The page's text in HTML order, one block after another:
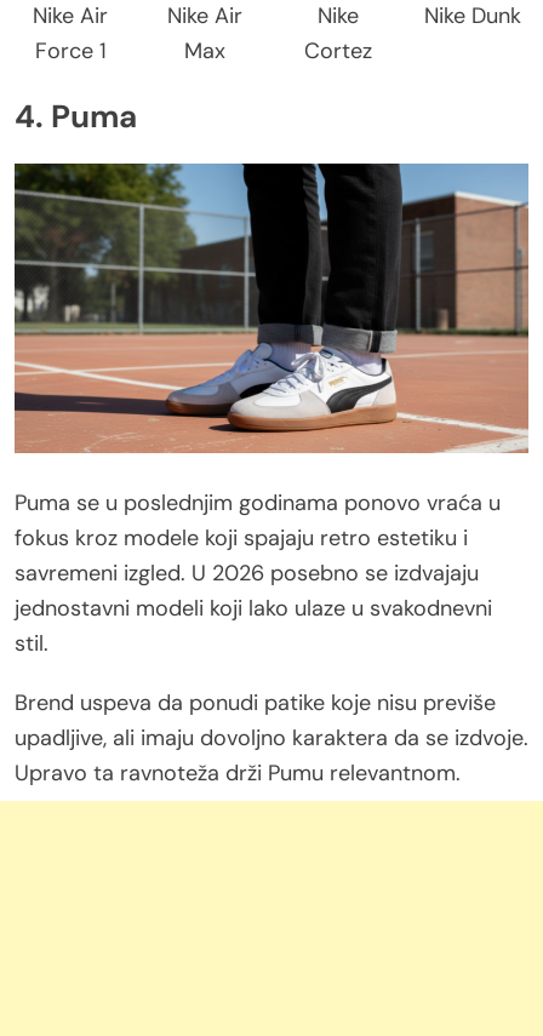
Nike Air
Force 1
Nike Air
Max
Nike
Cortez
Nike Dunk
4. Puma
Puma se u poslednjim godinama ponovo vraća u
fokus kroz modele koji spajaju retro estetiku i
savremeni izgled. U 2026 posebno se izdvajaju
jednostavni modeli koji lako ulaze u svakodnevni
stil.
Brend uspeva da ponudi patike koje nisu previše
upadljive, ali imaju dovoljno karaktera da se izdvoje.
Upravo ta ravnoteža drži Pumu relevantnom.